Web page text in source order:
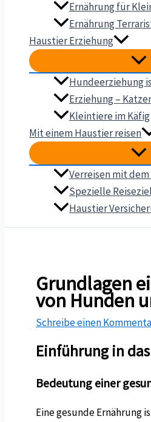
Ernährung für
Ernährung
Haustier Erziehung
Hundeerziehung
Erziehung –
Kleintiere im Käfig
Mit einem Haustier reisen
Verreisen mit
Spezielle
Haustier
Grundlagen
von Hunden
Schreibe einen
Einführung in
Bedeutung einer
Eine gesunde Ernährung